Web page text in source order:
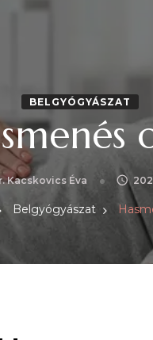
BELGYÓGYÁSZAT
Kacskovics Éva
Belgyógyászat